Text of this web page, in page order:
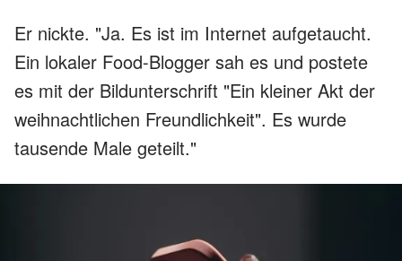
Er nickte. "Ja. Es ist im Internet aufgetaucht.
Ein lokaler Food-Blogger sah es und postete
es mit der Bildunterschrift "Ein kleiner Akt der
weihnachtlichen Freundlichkeit". Es wurde
tausende Male geteilt."